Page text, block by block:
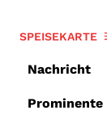
SPEISEKARTE
Nachricht
Prominente